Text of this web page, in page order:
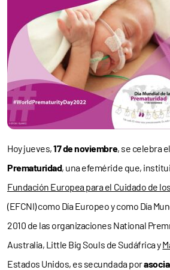
Hoy jueves,17 de noviembre, se celebra el
Prematuridad, una efeméride que,
Fundación Europea para el Cuidado de
(EFCNI) como Día Europeo y como Día
2010 de las organizaciones National
Australia, Little Big Souls de Sudáfrica y
Estados Unidos, es secundada por